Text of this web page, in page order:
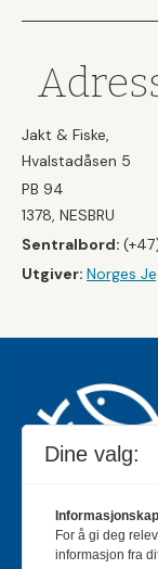
Jakt & Fiske,
Hvalstadåsen 5
PB 94
1378, NESBRU
Sentralbord:
Utgiver: Norges
Jakt & Fiske er
Dine valg:
For å gi deg
informasjon fra